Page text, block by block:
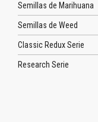
Semillas de Marihuana
Semillas de Weed
Classic Redux Serie
Research Serie